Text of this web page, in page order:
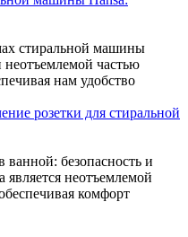
стиральной машины
частью
нам удобство
розетки для стиральной
безопасность и
неотъемлемой
комфорт